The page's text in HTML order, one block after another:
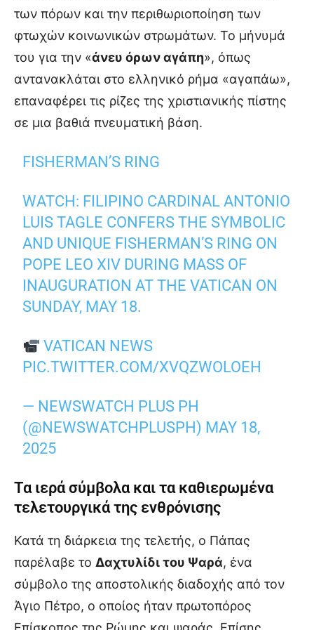
των πόρων και την περιθωριοποίηση των
φτωχών κοινωνικών στρωμάτων. Το μήνυμά
του για την «άνευ όρων αγάπη», όπως
αντανακλάται στο ελληνικό ρήμα «αγαπάω»,
επαναφέρει τις ρίζες της χριστιανικής πίστης
σε μια βαθιά πνευματική βάση.
FISHERMAN’S RING
WATCH: FILIPINO CARDINAL ANTONIO
LUIS TAGLE CONFERS THE SYMBOLIC
AND UNIQUE FISHERMAN’S RING ON
POPE LEO XIV DURING MASS OF
INAUGURATION AT THE VATICAN ON
SUNDAY, MAY 18.
VATICAN NEWS
PIC.TWITTER.COM/XVQZWOLOEH
— NEWSWATCH PLUS PH
(@NEWSWATCHPLUSPH) MAY 18,
2025
Τα ιερά σύμβολα και τα καθιερωμένα
τελετουργικά της ενθρόνισης
Κατά τη διάρκεια της τελετής, ο Πάπας
παρέλαβε το Δαχτυλίδι του Ψαρά, ένα
σύμβολο της αποστολικής διαδοχής από τον
Άγιο Πέτρο, ο οποίος ήταν πρωτοπόρος